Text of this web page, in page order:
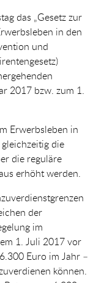
das „Gesetz zur
in den
und
2017 bzw. zum 1.
Erwerbsleben in
die
die reguläre
erhöht werden.
der
im
1. Juli 2017 vor
Euro im Jahr –
können.